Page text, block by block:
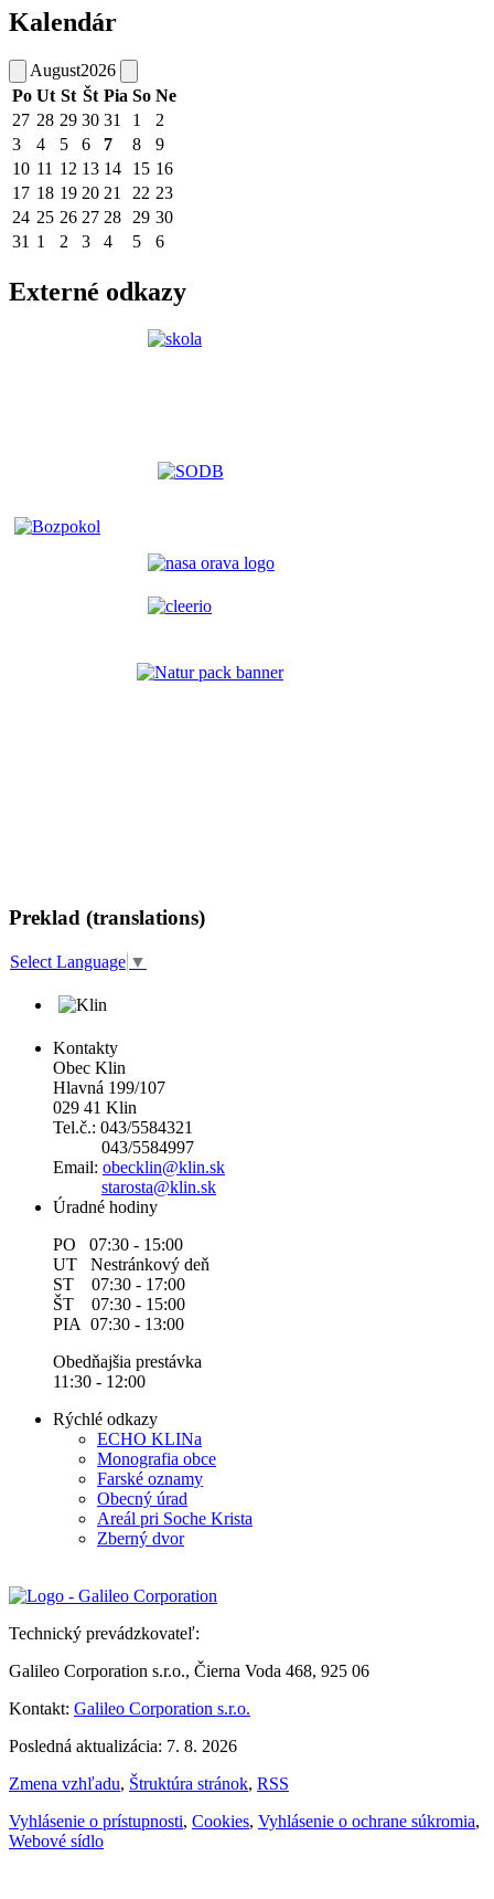
Kalendár
August2026
Po Ut St Št Pia So Ne
27 28 29 30 31 1
2
3
4 5 6 7 8
9
10 11 12 13 14 15 16
17 18 19 20 21 22 23
24 25 26 27 28 29 30
31 1 2 3 4 5 6
Externé odkazy
Preklad (translations)
Select Language ▼
Kontakty
Obec Klin
Hlavná 199/107
029 41 Klin
Tel.č.: 043/5584321
043/5584997
Email: obecklin@klin.sk
starosta@klin.sk
Úradné hodiny
PO 07:30 - 15:00
UT Nestránkový deň
ST 07:30 - 17:00
ŠT 07:30 - 15:00
PIA 07:30 - 13:00
Obedňajšia prestávka
11:30 - 12:00
Rýchlé odkazy
ECHO KLINa
Monografia obce
Farské oznamy
Obecný úrad
Areál pri Soche Krista
Zberný dvor
Technický prevádzkovateľ:
Galileo Corporation s.r.o., Čierna Voda 468, 925 06
Kontakt: Galileo Corporation s.r.o.
Posledná aktualizácia: 7. 8. 2026
Zmena vzhľadu, Štruktúra stránok, RSS
Vyhlásenie o prístupnosti, Cookies, Vyhlásenie o ochrane súkromia,
Webové sídlo